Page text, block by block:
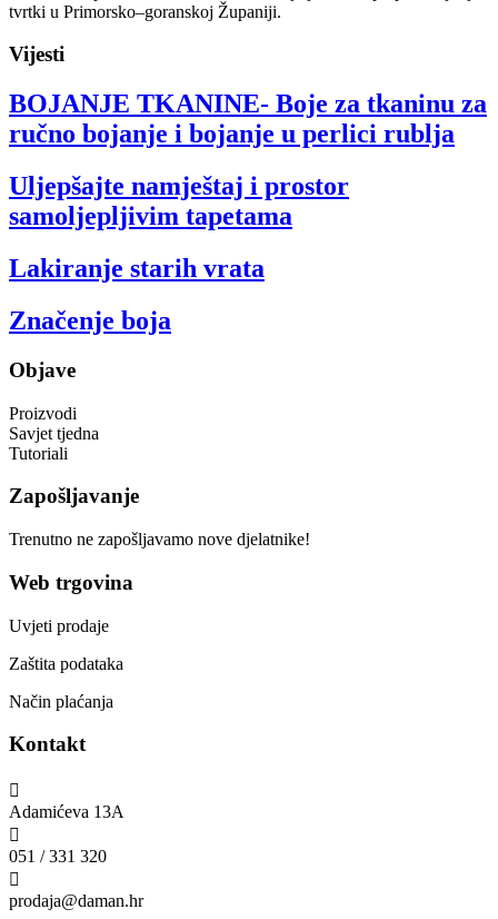
tvrtki u Primorsko–goranskoj Županiji.
Vijesti
BOJANJE TKANINE- Boje za tkaninu za
ručno bojanje i bojanje u perlici rublja
Uljepšajte namještaj i prostor
samoljepljivim tapetama
Lakiranje starih vrata
Značenje boja
Objave
Proizvodi
Savjet tjedna
Tutoriali
Zapošljavanje
Trenutno ne zapošljavamo nove djelatnike!
Web trgovina
Uvjeti prodaje
Zaštita podataka
Način plaćanja
Kontakt

Adamićeva 13A

051 / 331 320

prodaja@daman.hr